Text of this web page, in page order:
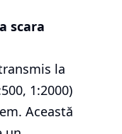
scara
la
1:2000)
Această